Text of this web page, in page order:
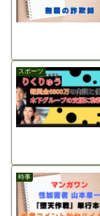
スポーツ
時事